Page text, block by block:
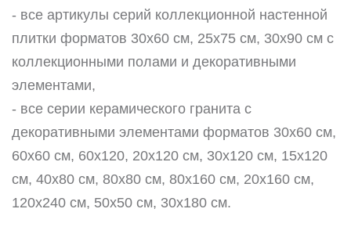
- все артикулы серий коллекционной настенной
плитки форматов 30х60 см, 25х75 см, 30х90 см с
коллекционными полами и декоративными
элементами,
- все серии керамического гранита с
декоративными элементами форматов 30х60 см,
60х60 см, 60х120, 20х120 см, 30х120 см, 15х120
см, 40х80 см, 80х80 см, 80х160 см, 20х160 см,
120х240 см, 50х50 см, 30х180 см.